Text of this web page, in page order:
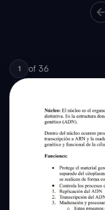
1 of 36